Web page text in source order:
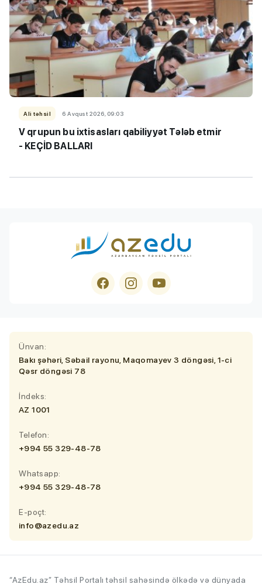
Ali təhsil 6 Avqust 2026, 09:03
V qrupun bu ixtisasları qabiliyyət Tələb etmir
- KEÇİD BALLARI
Ünvan:
Bakı şəhəri, Səbail rayonu, Maqomayev 3 döngəsi, 1-ci
Qəsr döngəsi 78
İndeks:
AZ 1001
Telefon:
+994 55 329-48-78
Whatsapp:
+994 55 329-48-78
E-poçt:
info@azedu.az
“AzEdu.az” Təhsil Portalı təhsil sahəsində ölkədə və dünyada